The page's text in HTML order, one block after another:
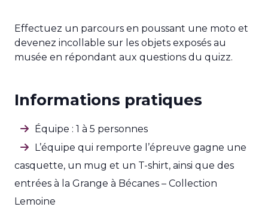
Effectuez un parcours en poussant une moto et
devenez incollable sur les objets exposés au
musée en répondant aux questions du quizz.
Informations pratiques
Équipe : 1 à 5 personnes
L’équipe qui remporte l’épreuve gagne une
casquette, un mug et un T-shirt, ainsi que des
entrées à la Grange à Bécanes – Collection
Lemoine